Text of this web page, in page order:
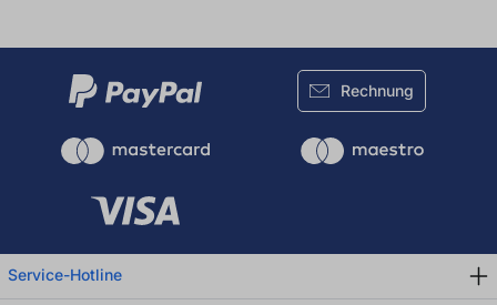
Rechnung
Service-Hotline